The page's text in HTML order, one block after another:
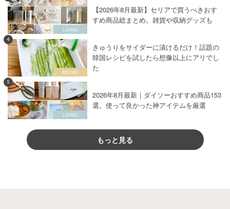
【2026年8月最新】セリアで買うべきおす
すめ商品総まとめ。雑貨や収納グッズも
4
きゅうりをサイダーに漬けるだけ！話題の
韓国レシピを試したら想像以上にアリでし
た
5
2026年8月最新｜ダイソーおすすめ商品153
選。使って良かった神アイテムを厳選
もっと見る